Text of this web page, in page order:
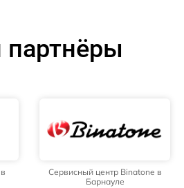
Сервисный центр Binatone в
Барнауле